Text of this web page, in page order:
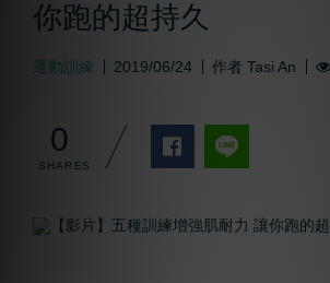
你跑的超持久
運動訓練 2019/06/24 作者 Tasi An
0